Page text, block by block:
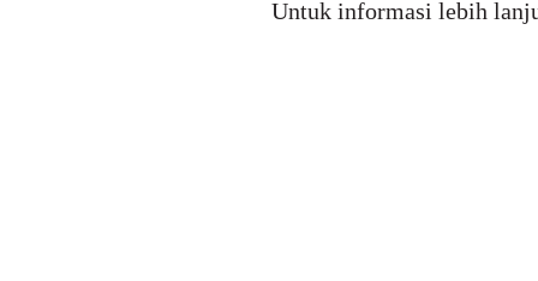
Untuk informasi lebih